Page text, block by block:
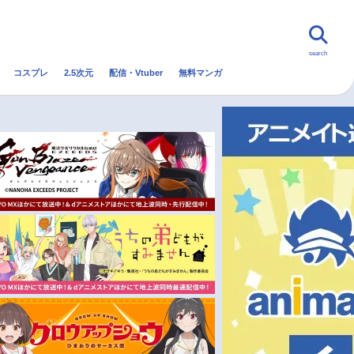
・Vtuber トレンド 無料マンガ
秋アニメ
冬アニメ
search
コスプレ 2.5次元 配信・Vtuber 無料マンガ